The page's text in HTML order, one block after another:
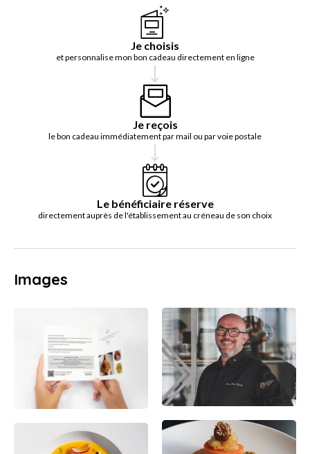
Je choisis
et personnalise mon bon cadeau directement en ligne
Je reçois
le bon cadeau immédiatement par mail ou par voie postale
Le bénéficiaire réserve
directement auprès de l'établissement au créneau de son choix
Images